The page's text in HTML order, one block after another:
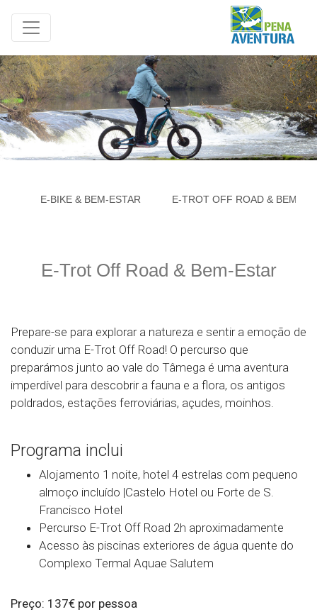
E-BIKE & BEM-ESTAR E-TROT OFF ROAD & BEM-
E-Trot Off Road & Bem-Estar
Prepare-se para explorar a natureza e sentir a emoção de
conduzir uma E-Trot Off Road! O percurso que
preparámos junto ao vale do Tâmega é uma aventura
imperdível para descobrir a fauna e a flora, os antigos
poldrados, estações ferroviárias, açudes, moinhos.
Programa inclui
Alojamento 1 noite, hotel 4 estrelas com pequeno
almoço incluído |Castelo Hotel ou Forte de S.
Francisco Hotel
Percurso E-Trot Off Road 2h aproximadamente
Acesso às piscinas exteriores de água quente do
Complexo Termal Aquae Salutem
Preço: 137€ por pessoa